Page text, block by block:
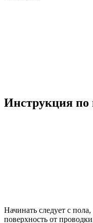
Инструкция по
Начинать следует с
поверхность от